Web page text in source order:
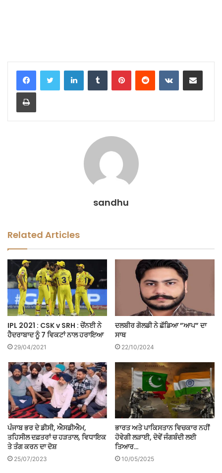
LinkedInTumblr PinterestReddit VKontakteShare via Email
Print
sandhu
Related Articles
IPL 2021 : CSK v SRH : ਚੇਂਨਈ ਨੇ
ਹੈਦਰਾਬਾਦ ਨੂੰ 7 ਵਿਕਟਾਂ ਨਾਲ ਹਰਾਇਆ
29/04/2021
ਦਲਬੀਰ ਗੋਲਡੀ ਨੇ ਛੱਡਿਆ ”ਆਪ” ਦਾ
ਸਾਥ
22/10/2024
ਪੰਜਾਬ ਭਰ ਦੇ ਡੀਸੀ, ਐਸਡੀਐਮ,
ਤਹਿਸੀਲ ਦਫ਼ਤਰਾਂ ਚ ਹੜਤਾਲ, ਵਿਧਾਇਕ
ਤੇ ਤੰਗ ਕਰਨ ਦਾ ਦੋਸ਼
25/07/2023
ਭਾਰਤ ਅਤੇ ਪਾਕਿਸਤਾਨ ਵਿਚਕਾਰ ਨਹੀਂ
ਹੋਵੇਗੀ ਲੜਾਈ, ਦੋਵੇਂ ਜੰਗਬੰਦੀ ਲਈ
ਤਿਆਰ…
10/05/2025